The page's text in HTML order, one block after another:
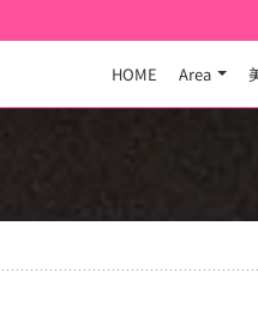
HOME Area